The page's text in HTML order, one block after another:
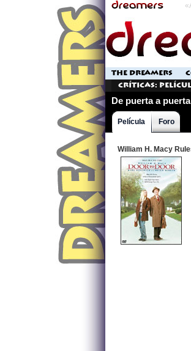
THE DREAMERS
Críticas:
De puerta a puerta
Película Foro
William H. Macy